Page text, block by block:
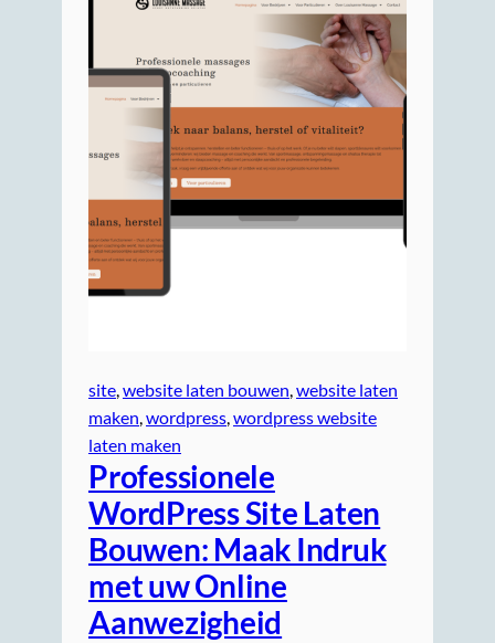
site, website laten bouwen, website laten
maken, wordpress, wordpress website
laten maken
Professionele
WordPress Site Laten
Bouwen: Maak Indruk
met uw Online
Aanwezigheid